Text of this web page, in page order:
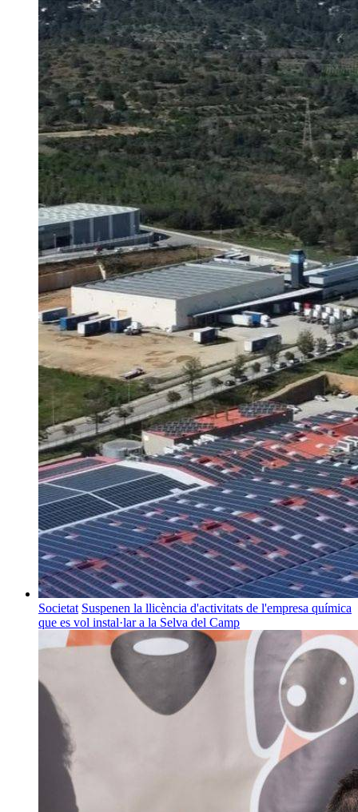
Societat Suspenen la llicència d'activitats de l'empresa química
que es vol instal·lar a la Selva del Camp